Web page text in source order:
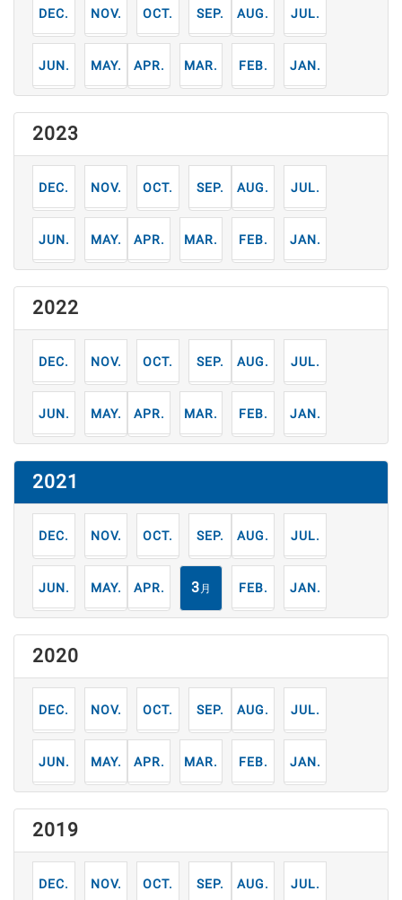
12月 11月 10月 9月 8月 7月
6月 5月 4月 3月 2月 1月
2023
12月 11月 10月 9月 8月 7月
6月 5月 4月 3月 2月 1月
2022
12月 11月 10月 9月 8月 7月
6月 5月 4月 3月 2月 1月
2021
12月 11月 10月 9月 8月 7月
6月 5月 4月 3 月 2月 1月
2020
12月 11月 10月 9月 8月 7月
6月 5月 4月 3月 2月 1月
2019
12月 11月 10月 9月 8月 7月